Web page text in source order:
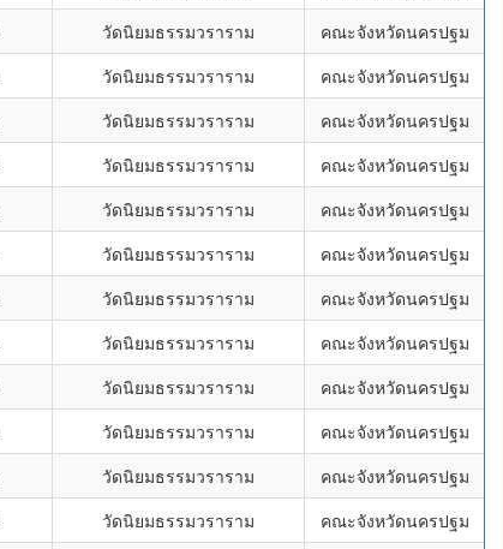
วัดนิยมธรรมวราราม
คณะจังหวัดนครปฐม
วัดนิยมธรรมวราราม
คณะจังหวัดนครปฐม
วัดนิยมธรรมวราราม
คณะจังหวัดนครปฐม
วัดนิยมธรรมวราราม
คณะจังหวัดนครปฐม
วัดนิยมธรรมวราราม
คณะจังหวัดนครปฐม
วัดนิยมธรรมวราราม
คณะจังหวัดนครปฐม
วัดนิยมธรรมวราราม
คณะจังหวัดนครปฐม
วัดนิยมธรรมวราราม
คณะจังหวัดนครปฐม
วัดนิยมธรรมวราราม
คณะจังหวัดนครปฐม
วัดนิยมธรรมวราราม
คณะจังหวัดนครปฐม
วัดนิยมธรรมวราราม
คณะจังหวัดนครปฐม
วัดนิยมธรรมวราราม คณะจังหวัดนครปฐม